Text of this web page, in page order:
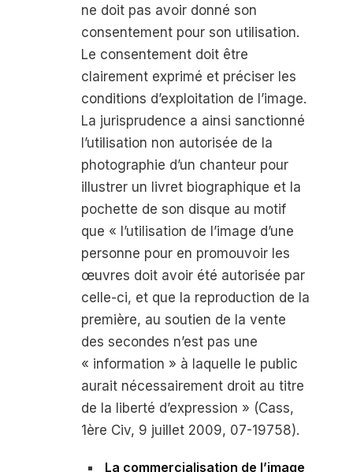
ne doit pas avoir donné son
consentement pour son utilisation.
Le consentement doit être
clairement exprimé et préciser les
conditions d’exploitation de l’image.
La jurisprudence a ainsi sanctionné
l’utilisation non autorisée de la
photographie d’un chanteur pour
illustrer un livret biographique et la
pochette de son disque au motif
que « l’utilisation de l’image d’une
personne pour en promouvoir les
œuvres doit avoir été autorisée par
celle-ci, et que la reproduction de la
première, au soutien de la vente
des secondes n’est pas une
« information » à laquelle le public
aurait nécessairement droit au titre
de la liberté d’expression » (Cass,
1 ère Civ, 9 juillet 2009, 07-19758).
La commercialisation de l’image